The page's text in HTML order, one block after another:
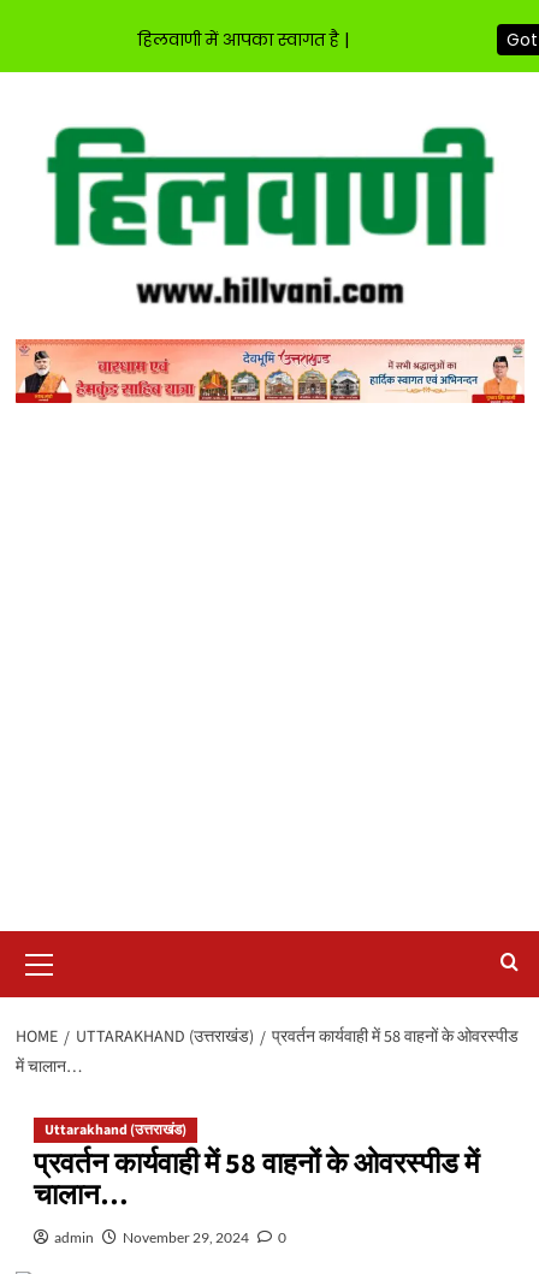
content
Menu
HOME UTTARAKHAND (उत्तराखंड)
प्रवर्तन कार्यवाही में 58 वाहनों के ओवरस्पीड
में चालान…
Uttarakhand (उत्तराखंड)
प्रवर्तन कार्यवाही में 58 वाहनों के ओवरस्पीड में
चालान…
admin November 29, 2024 0
हिलवाणी में आपका स्वागत है |